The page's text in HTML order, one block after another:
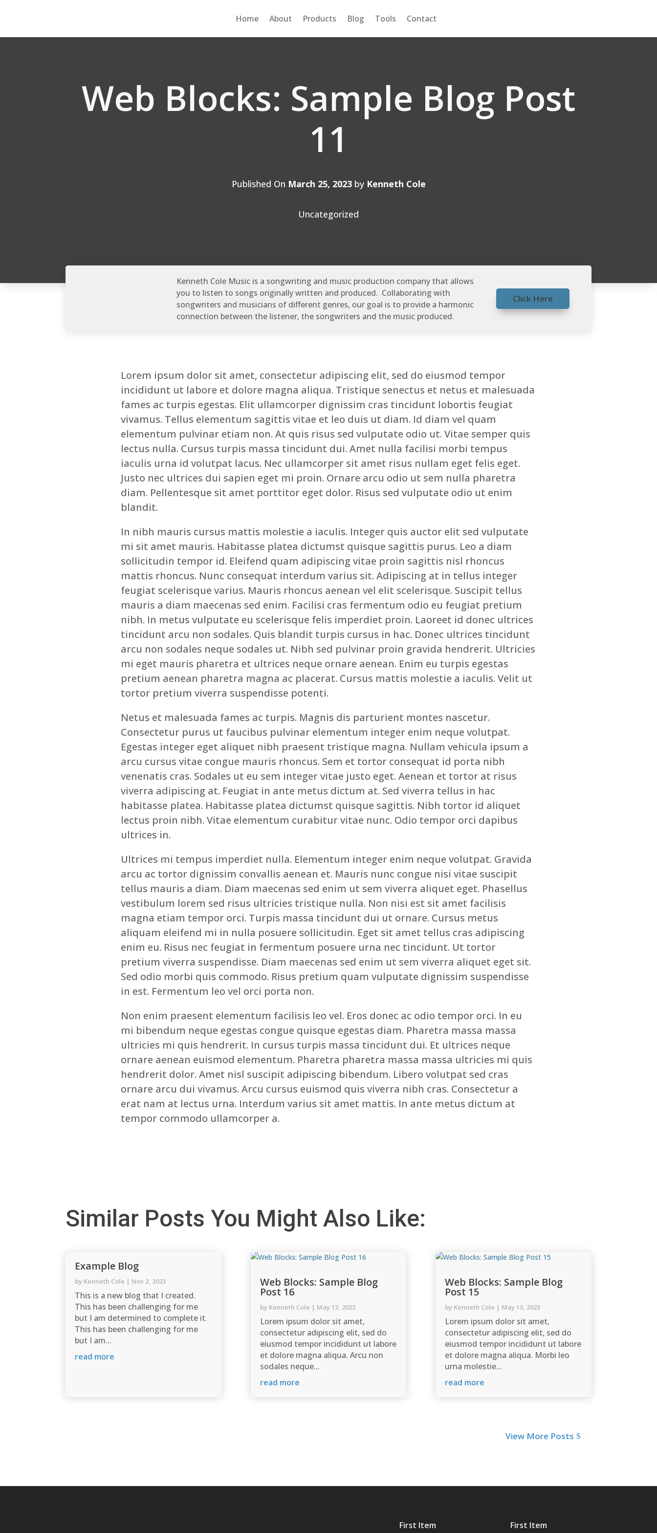
Home About Products Blog Tools Contact
Web Blocks: Sample Blog Post
11
Published On March 25, 2023 by Kenneth Cole
Uncategorized
Kenneth Cole Music is a songwriting and music production company that allows
you to listen to songs originally written and produced. Collaborating with
songwriters and musicians of different genres, our goal is to provide a harmonic
connection between the listener, the songwriters and the music produced.
Click Here
Lorem ipsum dolor sit amet, consectetur adipiscing elit, sed do eiusmod tempor
incididunt ut labore et dolore magna aliqua. Tristique senectus et netus et malesuada
fames ac turpis egestas. Elit ullamcorper dignissim cras tincidunt lobortis feugiat
vivamus. Tellus elementum sagittis vitae et leo duis ut diam. Id diam vel quam
elementum pulvinar etiam non. At quis risus sed vulputate odio ut. Vitae semper quis
lectus nulla. Cursus turpis massa tincidunt dui. Amet nulla facilisi morbi tempus
iaculis urna id volutpat lacus. Nec ullamcorper sit amet risus nullam eget felis eget.
Justo nec ultrices dui sapien eget mi proin. Ornare arcu odio ut sem nulla pharetra
diam. Pellentesque sit amet porttitor eget dolor. Risus sed vulputate odio ut enim
blandit.
In nibh mauris cursus mattis molestie a iaculis. Integer quis auctor elit sed vulputate
mi sit amet mauris. Habitasse platea dictumst quisque sagittis purus. Leo a diam
sollicitudin tempor id. Eleifend quam adipiscing vitae proin sagittis nisl rhoncus
mattis rhoncus. Nunc consequat interdum varius sit. Adipiscing at in tellus integer
feugiat scelerisque varius. Mauris rhoncus aenean vel elit scelerisque. Suscipit tellus
mauris a diam maecenas sed enim. Facilisi cras fermentum odio eu feugiat pretium
nibh. In metus vulputate eu scelerisque felis imperdiet proin. Laoreet id donec ultrices
tincidunt arcu non sodales. Quis blandit turpis cursus in hac. Donec ultrices tincidunt
arcu non sodales neque sodales ut. Nibh sed pulvinar proin gravida hendrerit. Ultricies
mi eget mauris pharetra et ultrices neque ornare aenean. Enim eu turpis egestas
pretium aenean pharetra magna ac placerat. Cursus mattis molestie a iaculis. Velit ut
tortor pretium viverra suspendisse potenti.
Netus et malesuada fames ac turpis. Magnis dis parturient montes nascetur.
Consectetur purus ut faucibus pulvinar elementum integer enim neque volutpat.
Egestas integer eget aliquet nibh praesent tristique magna. Nullam vehicula ipsum a
arcu cursus vitae congue mauris rhoncus. Sem et tortor consequat id porta nibh
venenatis cras. Sodales ut eu sem integer vitae justo eget. Aenean et tortor at risus
viverra adipiscing at. Feugiat in ante metus dictum at. Sed viverra tellus in hac
habitasse platea. Habitasse platea dictumst quisque sagittis. Nibh tortor id aliquet
lectus proin nibh. Vitae elementum curabitur vitae nunc. Odio tempor orci dapibus
ultrices in.
Ultrices mi tempus imperdiet nulla. Elementum integer enim neque volutpat. Gravida
arcu ac tortor dignissim convallis aenean et. Mauris nunc congue nisi vitae suscipit
tellus mauris a diam. Diam maecenas sed enim ut sem viverra aliquet eget. Phasellus
vestibulum lorem sed risus ultricies tristique nulla. Non nisi est sit amet facilisis
magna etiam tempor orci. Turpis massa tincidunt dui ut ornare. Cursus metus
aliquam eleifend mi in nulla posuere sollicitudin. Eget sit amet tellus cras adipiscing
enim eu. Risus nec feugiat in fermentum posuere urna nec tincidunt. Ut tortor
pretium viverra suspendisse. Diam maecenas sed enim ut sem viverra aliquet eget sit.
Sed odio morbi quis commodo. Risus pretium quam vulputate dignissim suspendisse
in est. Fermentum leo vel orci porta non.
Non enim praesent elementum facilisis leo vel. Eros donec ac odio tempor orci. In eu
mi bibendum neque egestas congue quisque egestas diam. Pharetra massa massa
ultricies mi quis hendrerit. In cursus turpis massa tincidunt dui. Et ultrices neque
ornare aenean euismod elementum. Pharetra pharetra massa massa ultricies mi quis
hendrerit dolor. Amet nisl suscipit adipiscing bibendum. Libero volutpat sed cras
ornare arcu dui vivamus. Arcu cursus euismod quis viverra nibh cras. Consectetur a
erat nam at lectus urna. Interdum varius sit amet mattis. In ante metus dictum at
tempor commodo ullamcorper a.
Similar Posts You Might Also Like:
Example Blog
by Kenneth Cole | Nov 2, 2023
This is a new blog that I created.
This has been challenging for me
but I am determined to complete it.
This has been challenging for me
but I am...
read more
Web Blocks: Sample Blog
Post 16
by Kenneth Cole | May 13, 2023
Lorem ipsum dolor sit amet,
consectetur adipiscing elit, sed do
eiusmod tempor incididunt ut labore
et dolore magna aliqua. Arcu non
sodales neque...
read more
Web Blocks: Sample Blog
Post 15
by Kenneth Cole | May 13, 2023
Lorem ipsum dolor sit amet,
consectetur adipiscing elit, sed do
eiusmod tempor incididunt ut labore
et dolore magna aliqua. Morbi leo
urna molestie...
read more
View More Posts
First Item First Item